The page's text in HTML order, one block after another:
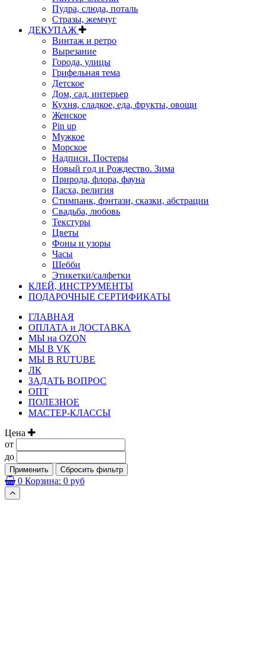
Пудра, слюда, поталь
Стразы, жемчуг
ДЕКУПАЖ
Винтаж и ретро
Вырезание
Города, улицы
Грифельная тема
Детское
Дом, сад, интерьер
Кухня, сладкое, еда, фрукты, овощи
Женское
Pin up
Мужкое
Морское
Надписи. Постеры
Новый год и Рождество. Зима
Природа, флора, фауна
Пасха, религия
Стимпанк, фэнтази, сказки, абстрации
Свадьба, любовь
Текстуры
Цветы
Фоны и узоры
Часы
Шебби
Этикетки/салфетки
КЛЕЙ, ИНСТРУМЕНТЫ
ПОДАРОЧНЫЕ СЕРТИФИКАТЫ
ГЛАВНАЯ
ОПЛАТА и ДОСТАВКА
МЫ на OZON
МЫ В VK
МЫ В RUTUBE
ЛК
ЗАДАТЬ ВОПРОС
ОПТ
ПОЛЕЗНОЕ
МАСТЕР-КЛАССЫ
Цена
от
до
Применить Сбросить фильтр
0 Корзина: 0 руб